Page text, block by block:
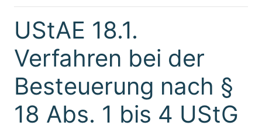
UStAE 18.1.
Verfahren bei der
Besteuerung nach §
18 Abs. 1 bis 4 UStG